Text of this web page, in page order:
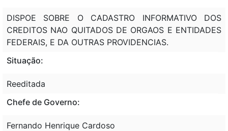
DISPOE SOBRE O CADASTRO INFORMATIVO DOS
CREDITOS NAO QUITADOS DE ORGAOS E ENTIDADES
FEDERAIS, E DA OUTRAS PROVIDENCIAS.
Situação:
Reeditada
Chefe de Governo:
Fernando Henrique Cardoso